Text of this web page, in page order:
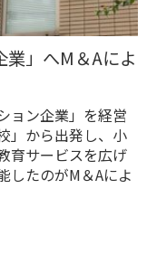
業」へM＆Aによ
ョン企業」を経営
」から出発し、小
育サービスを広げ
したのがM＆Aによ